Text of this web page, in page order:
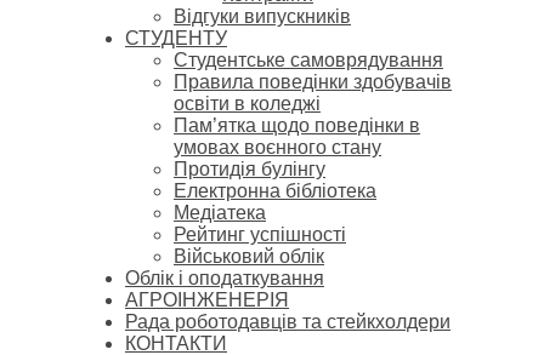
Відгуки випускників
СТУДЕНТУ
Cтудентське самоврядування
Правила поведінки здобувачів
освіти в коледжі
Пам’ятка щодо поведінки в
умовах воєнного стану
Протидія булінгу
Електронна бібліотека
Медіатека
Рейтинг успішності
Військовий облік
Облік і оподаткування
АГРОІНЖЕНЕРІЯ
Рада роботодавців та стейкхолдери
КОНТАКТИ